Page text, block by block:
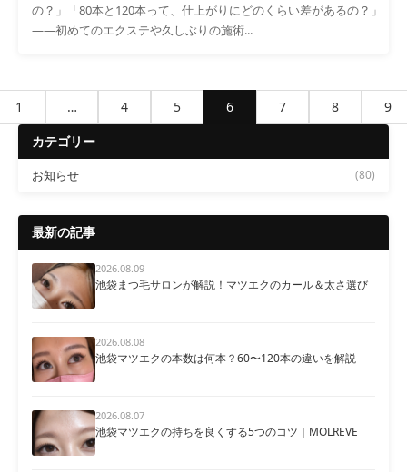
の？」「80本と120本って、仕上がりにどのくらい差があるの？」
——初めてのエクステや久しぶりの施術...
1 … 4 5 6 7 8
9
カテゴリー
お知らせ (80)
最新の記事
2026.08.09
池袋まつ毛サロンが解説！マツエクのカール＆太さ選び
2026.08.08
池袋マツエクの本数は何本？60〜120本の違いを解説
2026.08.07
池袋マツエクの持ちを良くする5つのコツ｜MOLREVE